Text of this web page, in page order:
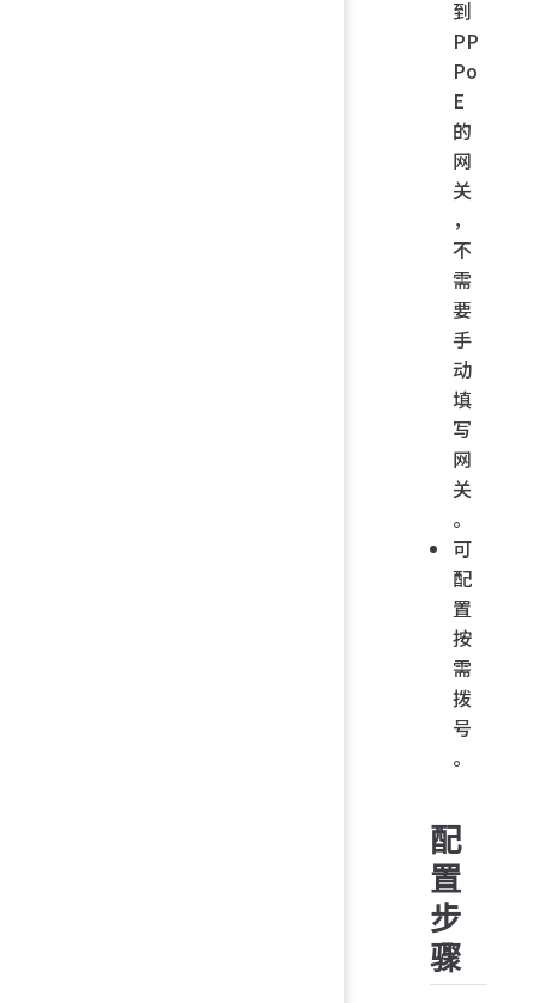
到
PP
Po
E
的
网
关
，
不
需
要
手
动
填
写
网
关
。
可
配
置
按
需
拨
号
。
配
置
步
骤